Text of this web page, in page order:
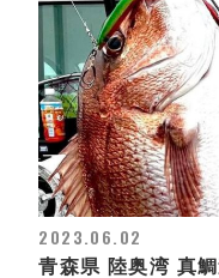
2023.06.02
青森県 陸奥湾 真鯛